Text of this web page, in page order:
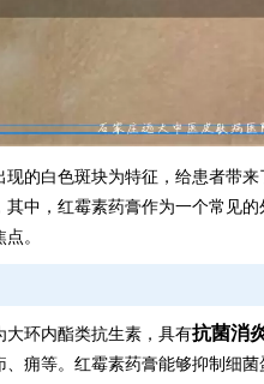
的白色斑块为特征，给患者带
中，红霉素药膏作为一个常见的
。
大环内酯类抗生素，具有抗菌消
痈等。红霉素药膏能够抑制细菌